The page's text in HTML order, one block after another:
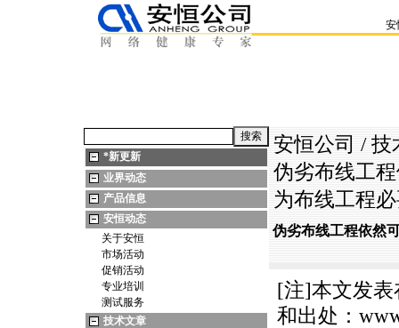
安
*新更新
业界动态
产品信息
安恒动态
关于安恒
市场活动
促销活动
专业培训
测试服务
技术文章
安恒公司 / 技
伪劣布线工
为布线工程
伪劣布线工程依然
[注]本文发表
和出处：